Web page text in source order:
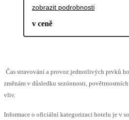
zobrazit podrobnosti
v ceně
Čas stravování a provoz jednotlivých prvků
změnám v důsledku sezónnosti,
vliv.
Informace o oficiální kategorizaci hotelu je v